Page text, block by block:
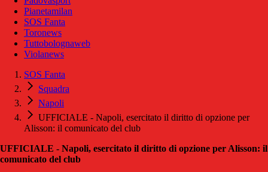
Pianetamilan
SOS Fanta
Toronews
Tuttobolognaweb
Violanews
SOS Fanta
Squadra
Napoli
UFFICIALE - Napoli, esercitato il diritto di opzione per
Alisson: il comunicato del club
UFFICIALE - Napoli, esercitato il diritto di opzione per Alisson: il
comunicato del club